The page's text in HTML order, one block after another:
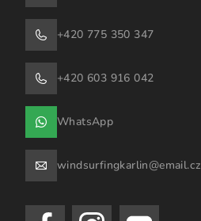
+420 775 350 347
+420 603 916 042
WhatsApp
windsurfingkarlin@email.cz